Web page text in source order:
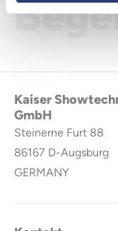
Kaiser
GmbH
Steinerne Furt 88
86167 D-Augsburg
GERMANY